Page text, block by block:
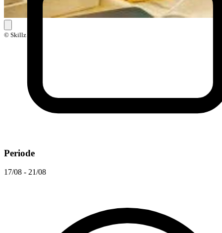
© Skillz
Periode
17/08 - 21/08